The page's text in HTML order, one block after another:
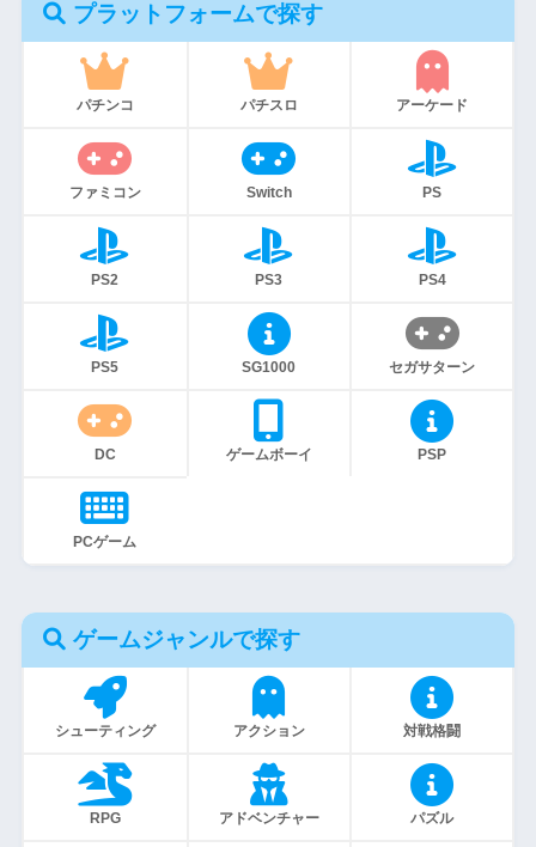
プラットフォームで探す
パチンコ パチスロ アーケード
ファミコン Switch PS
PS2 PS3 PS4
PS5 SG1000 セガサターン
DC ゲームボーイ PSP
PCゲーム
ゲームジャンルで探す
シューティング アクション 対戦格闘
RPG アドベンチャー パズル